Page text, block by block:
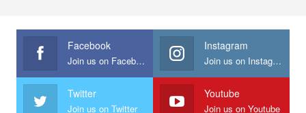
Facebook
Join us on Facebook
Instagram
Join us on Instagram
Twitter
Join us on Twitter
Youtube
Join us on Youtube